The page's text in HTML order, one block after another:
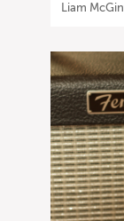
Liam